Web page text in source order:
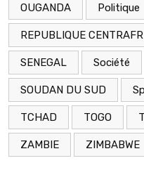
OUGANDA Politique
REPUBLIQUE
SENEGAL Société
SOUDAN DU SUD
TCHAD TOGO
ZAMBIE ZIMBABWE